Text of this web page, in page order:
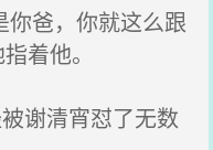
爸，你就这么跟
着他。
谢清宵怼了无数